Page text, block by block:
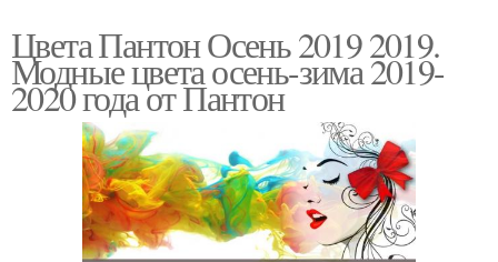
Цвета Пантон Осень 2019 2019.
Модные цвета осень-зима 2019-
2020 года от Пантон